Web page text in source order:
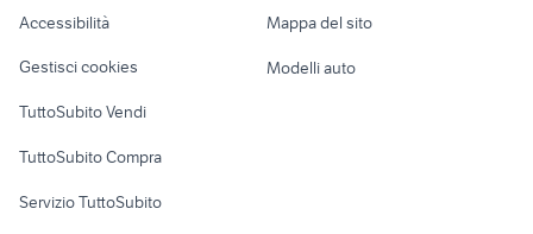
Loft, mansarde e
Accessibilità
Gestisci cookies
TuttoSubito Vendi
TuttoSubito Compra
Servizio TuttoSubito
Mappa del sito
Modelli auto